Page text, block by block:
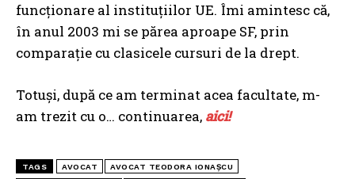
funcționare al instituțiilor UE. Îmi amintesc că,
în anul 2003 mi se părea aproape SF, prin
comparație cu clasicele cursuri de la drept.
Totuși, după ce am terminat acea facultate, m-
am trezit cu o… continuarea, aici!
TAGS AVOCAT AVOCAT TEODORA IONAȘCU